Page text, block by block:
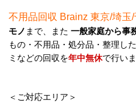
不用品回収 Brainz 東京/埼玉
モノ まで、また 一般家庭から事
もの・不用品・処分品・整理し
ミなどの回収を年中無休で行いま
＜ご対応エリア＞